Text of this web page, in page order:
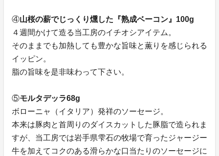
④山桜の薪でじっくり燻した『熟成ベーコン』100g
４週間かけて造る当工房のイチオシアイテム。
そのままでも加熱しても豊かな旨味と薫りを感じられる
イッピン。
脂の旨味を是非味わって下さい。
⑤モルタデッラ68g
ボローニャ（イタリア）発祥のソーセージ。
本来は豚肉と首周りのダイスカットした豚脂で造られま
すが、当工房では岩手県雫石の牧場で育ったジャージー
牛を加えてコクのある滑らかな口当たりのソーセージに